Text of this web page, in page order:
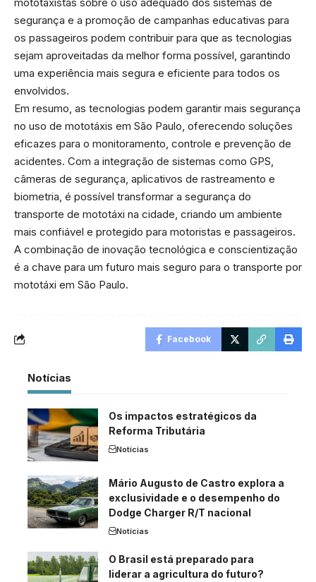
segurança e a promoção de campanhas educativas para
os passageiros podem contribuir para que as tecnologias
sejam aproveitadas da melhor forma possível, garantindo
uma experiência mais segura e eficiente para todos os
envolvidos.
Em resumo, as tecnologias podem garantir mais segurança
no uso de mototáxis em São Paulo, oferecendo soluções
eficazes para o monitoramento, controle e prevenção de
acidentes. Com a integração de sistemas como GPS,
câmeras de segurança, aplicativos de rastreamento e
biometria, é possível transformar a segurança do
transporte de mototáxi na cidade, criando um ambiente
mais confiável e protegido para motoristas e passageiros.
A combinação de inovação tecnológica e conscientização
é a chave para um futuro mais seguro para o transporte por
mototáxi em São Paulo.
Facebook
Notícias
Os impactos estratégicos da
Reforma Tributária
Notícias
Mário Augusto de Castro explora a
exclusividade e o desempenho do
Dodge Charger R/T nacional
Notícias
O Brasil está preparado para
liderar a agricultura do futuro?